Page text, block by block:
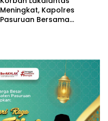
Meningkat, Kapolres
Pasuruan Bersama